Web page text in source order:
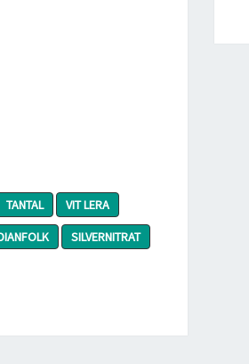
TANTAL
VIT LERA
SILVERNITRAT